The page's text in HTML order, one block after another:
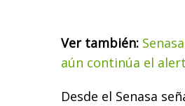
Ver también:
aún continúa el
Desde el Senasa